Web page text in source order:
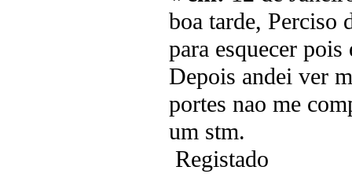
boa tarde, Perciso
para esquecer
Depois andei ver
portes nao me
um stm.
Registado